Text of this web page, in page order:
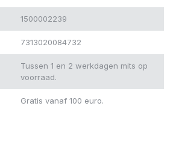
1500002239
7313020084732
Tussen 1 en 2 werkdagen mits op
voorraad.
Gratis vanaf 100 euro.